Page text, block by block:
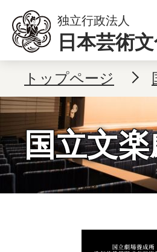
本文へ移動
独立行政法人
日本芸術
トップページ
国立文